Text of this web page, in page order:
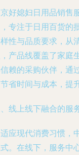
好媳妇日用品销售
专注于日用百货的
性与品质要求，从
产品线覆盖了家庭
赖的采购伙伴，通
省时间与成本，提
线上线下融合的服
应现代消费习惯，
。在线下，服务中